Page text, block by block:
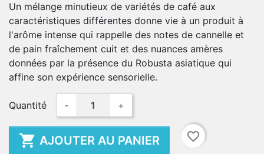
Un mélange minutieux de variétés de café aux
caractéristiques différentes donne vie à un produit à
l'arôme intense qui rappelle des notes de cannelle et
de pain fraîchement cuit et des nuances amères
données par la présence du Robusta asiatique qui
affine son expérience sensorielle.
Quantité - +
 AJOUTER AU PANIER favorite_border